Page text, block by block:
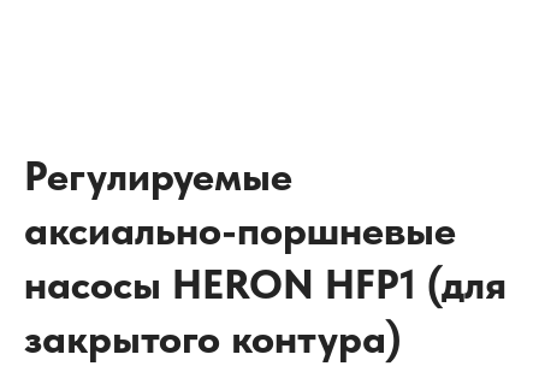
Регулируемые
аксиально-поршневые
насосы HERON HFP1 (для
закрытого контура)